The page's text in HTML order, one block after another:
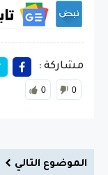
مشاركة :
0 0
الموضوع التالي